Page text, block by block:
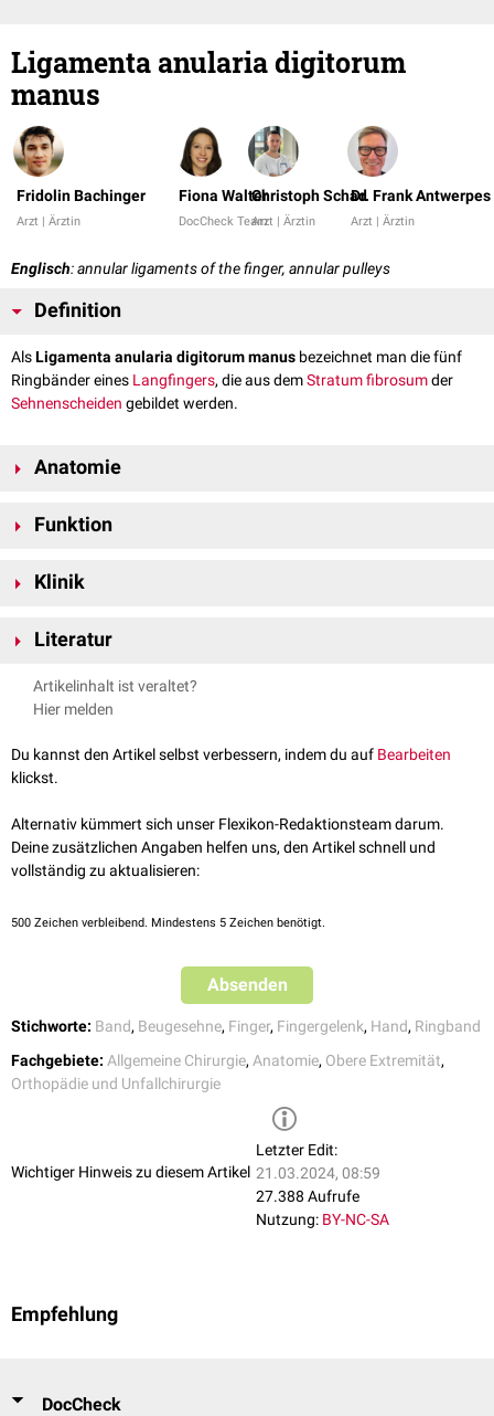
Ligamenta anularia digitorum
manus
Fridolin Bachinger
Arzt | Ärztin
Fiona Walter
DocCheck Team
Christoph Schad
Arzt | Ärztin
Dr. Frank Antwerpes
Arzt | Ärztin
Englisch: annular ligaments of the finger, annular pulleys
Definition
AlsLigamenta anularia digitorum manus bezeichnet man die fünf
Ringbänder eines Langfingers, die aus demStratum fibrosumder
Sehnenscheiden gebildet werden.
Anatomie
etwa gleichmäßig über den gesamten Finger. Nach der jeweiligen
A1-Ringband: etwa 5mm
A2-Ringband: längstes sowie stärkstes Band, entspringt mittig der
proximalen Phalanx
A4-Ringband: auf Höhe des mittleren Drittels des
A5-Ringband: auf Höhe des
Funktion
einer gleitenden Führung der
Klinik
Bogensehnenphänomen
Literatur
Hirt et al., Anatomie und Biomechanik der Hand (4. vollständig
überarbeitete Auflage), Thieme, 2021
Artikelinhalt ist veraltet?
Hier melden
Du kannst den Artikel selbst verbessern, indem du auf Bearbeiten
klickst.
Alternativ kümmert sich unser Flexikon-Redaktionsteam darum.
Deine zusätzlichen Angaben helfen uns, den Artikel schnell und
vollständig zu aktualisieren:
500 Zeichen verbleibend. Mindestens 5 Zeichen benötigt.
Absenden
Stichworte: Band, Beugesehne, Finger, Fingergelenk, Hand, Ringband
Fachgebiete: Allgemeine Chirurgie, Anatomie, Obere Extremität,
Orthopädie und Unfallchirurgie
Wichtiger Hinweis zu diesem Artikel
Letzter Edit:
21.03.2024, 08:59
27.388 Aufrufe
Nutzung: BY-NC-SA
Empfehlung
DocCheck